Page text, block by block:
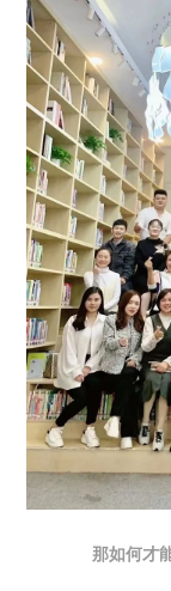
那如何才